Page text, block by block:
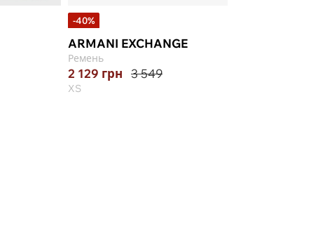
-40%
ARMANI EXCHANGE
Ремень
2 129 грн 3 549
XS